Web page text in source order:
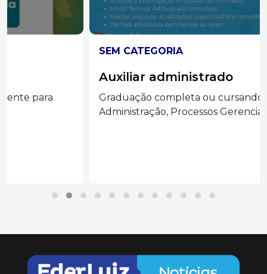
SEM CATEGORIA
Auxiliar administrado
Graduação completa ou cursando
Administração, Processos Gerenciais e áreas...